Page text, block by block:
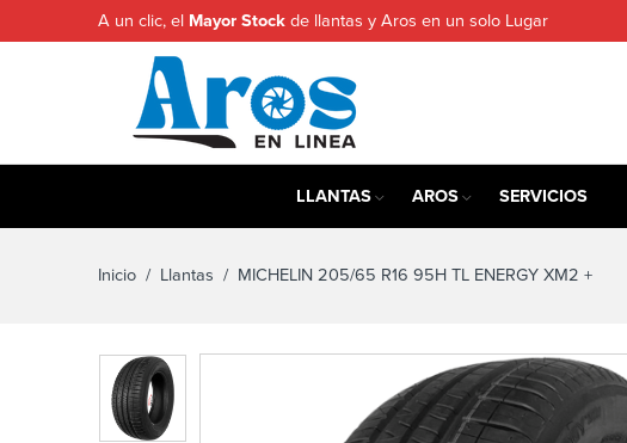
A un clic, el Mayor Stock de llantas y Aros en un solo Lugar
LLANTAS AROS SERVICIOS
Inicio / Llantas / MICHELIN 205/65 R16 95H TL ENERGY XM2 +